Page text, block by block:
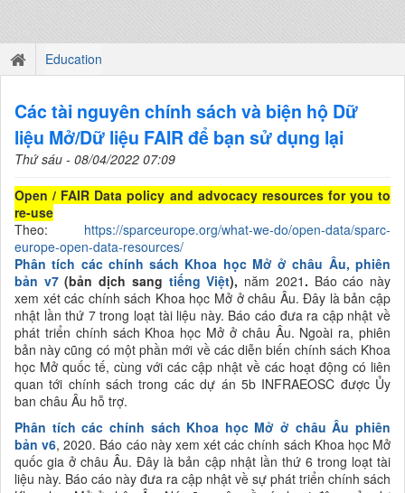
Education
Các tài nguyên chính sách và biện hộ Dữ
liệu Mở/Dữ liệu FAIR để bạn sử dụng lại
Thứ sáu - 08/04/2022 07:09
Open / FAIR Data policy and advocacy resources for you to
re-use
Theo: https://sparceurope.org/what-we-do/open-data/sparc-
europe-open-data-resources/
Phân tích các chính sách Khoa học Mở ở châu Âu, phiên
bản v7(bản dịch sang tiếng Việt), năm 2021 . Báo cáo này
xem xét các chính sách Khoa học Mở ở châu Âu. Đây là bản cập
nhật lần thứ 7 trong loạt tài liệu này. Báo cáo đưa ra cập nhật về
phát triển chính sách Khoa học Mở ở châu Âu. Ngoài ra, phiên
bản này cũng có một phần mới về các diễn biến chính sách Khoa
học Mở quốc tế, cùng với các cập nhật về các hoạt động có liên
quan tới chính sách trong các dự án 5b INFRAEOSC được Ủy
ban châu Âu hỗ trợ.
Phân tích các chính sách Khoa học Mở ở châu Âu phiên
bản v6, 2020. Báo cáo này xem xét các chính sách Khoa học Mở
quốc gia ở châu Âu. Đây là bản cập nhật lần thứ 6 trong loạt tài
liệu này. Báo cáo này đưa ra cập nhật về sự phát triển chính sách